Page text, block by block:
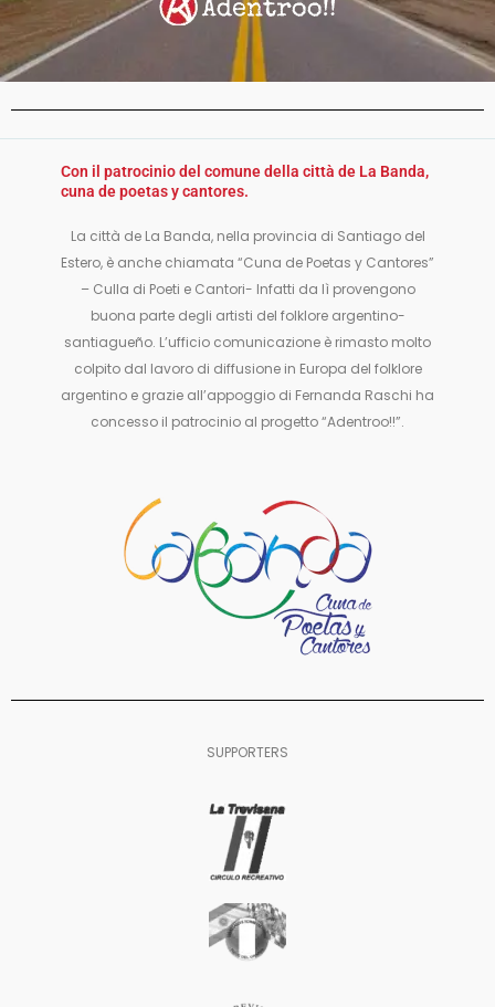
Con il patrocinio del comune della città de La Banda,
cuna de poetas y cantores.
La città de La Banda, nella provincia di Santiago del
Estero, è anche chiamata “Cuna de Poetas y Cantores”
– Culla di Poeti e Cantori- Infatti da lì provengono
buona parte degli artisti del folklore argentino-
santiagueño. L’ufficio comunicazione è rimasto molto
colpito dal lavoro di diffusione in Europa del folklore
argentino e grazie all’appoggio di Fernanda Raschi ha
concesso il patrocinio al progetto “Adentroo!!”.
SUPPORTERS